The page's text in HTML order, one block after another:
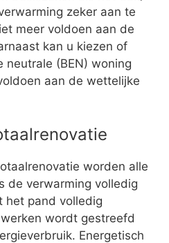
zeker aan te
meer voldoen aan de
kan u kiezen of
neutrale (BEN) woning
aan de wettelijke
worden alle
de verwarming volledig
het pand volledig
wordt gestreefd
Energetisch